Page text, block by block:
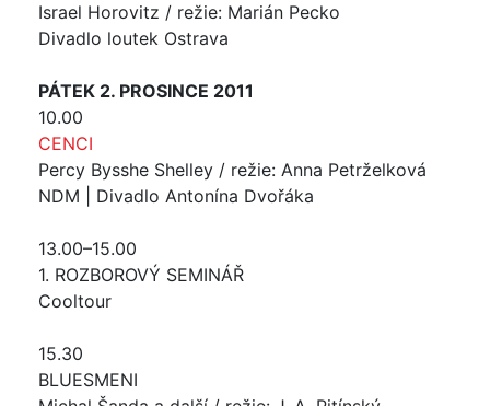
Israel Horovitz / režie: Marián Pecko
Divadlo loutek Ostrava
PÁTEK 2. PROSINCE 2011
10.00
CENCI
Percy Bysshe Shelley / režie: Anna Petrželková
NDM | Divadlo Antonína Dvořáka
13.00–15.00
1. ROZBOROVÝ SEMINÁŘ
Cooltour
15.30
BLUESMENI